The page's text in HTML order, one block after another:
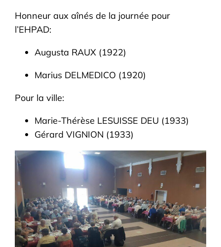
Honneur aux aînés de la journée pour
l’EHPAD:
Augusta RAUX (1922)
Marius DELMEDICO (1920)
Pour la ville:
Marie-Thérèse LESUISSE DEU (1933)
Gérard VIGNION (1933)